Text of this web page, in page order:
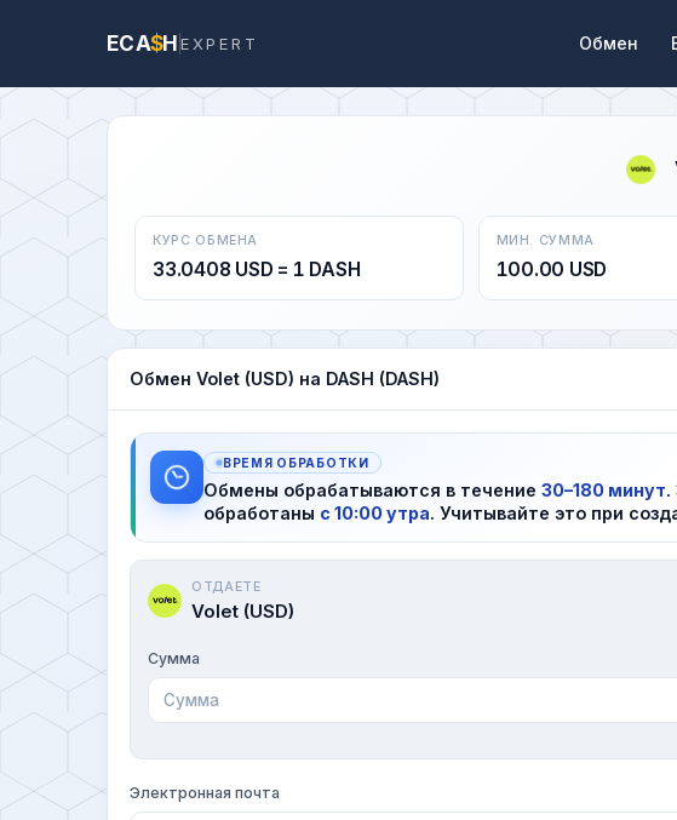
ECA$HEXPERT Обмен
КУРС ОБМЕНА
33.0408 USD = 1 DASH
МИН. СУММА
100.00 USD
Обмен Volet (USD) на DASH (DASH)
ВРЕМЯ ОБРАБОТКИ
Обмены обрабатываются в течение 30–180 минут.
обработаны с 10:00 утра. Учитывайте это при
ОТДАЕТЕ
Volet (USD)
Сумма
Электронная почта